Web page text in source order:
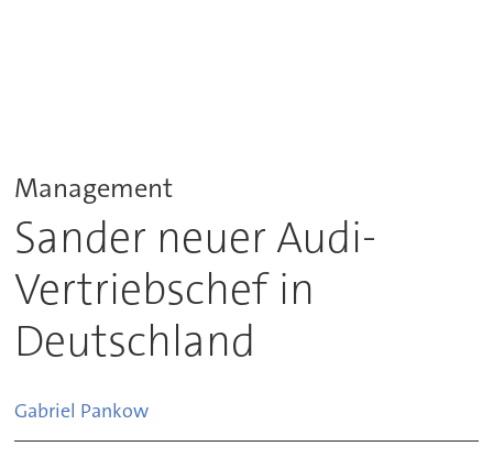
Management
Sander neuer Audi-
Vertriebschef in
Deutschland
Gabriel Pankow